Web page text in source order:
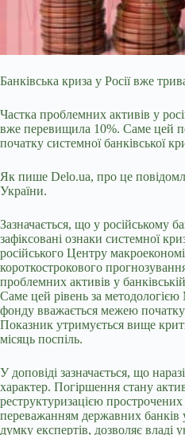
Банківська криза у Росії вже
Частка проблемних активів у
вже перевищила 10%. Саме цей
початку системної банківської
Як пише Delo.ua, про це
України.
Зазначається, що у російському
зафіксовані ознаки системної
російського Центру
короткострокового
проблемних активів у
Саме цей рівень за
фонду вважається межею початку
Показник утримується вище
місяць поспіль.
У доповіді зазначається, що
характер. Погіршення стану
реструктуризацією
переважанням державних банків
думку експертів, дозволяє владі